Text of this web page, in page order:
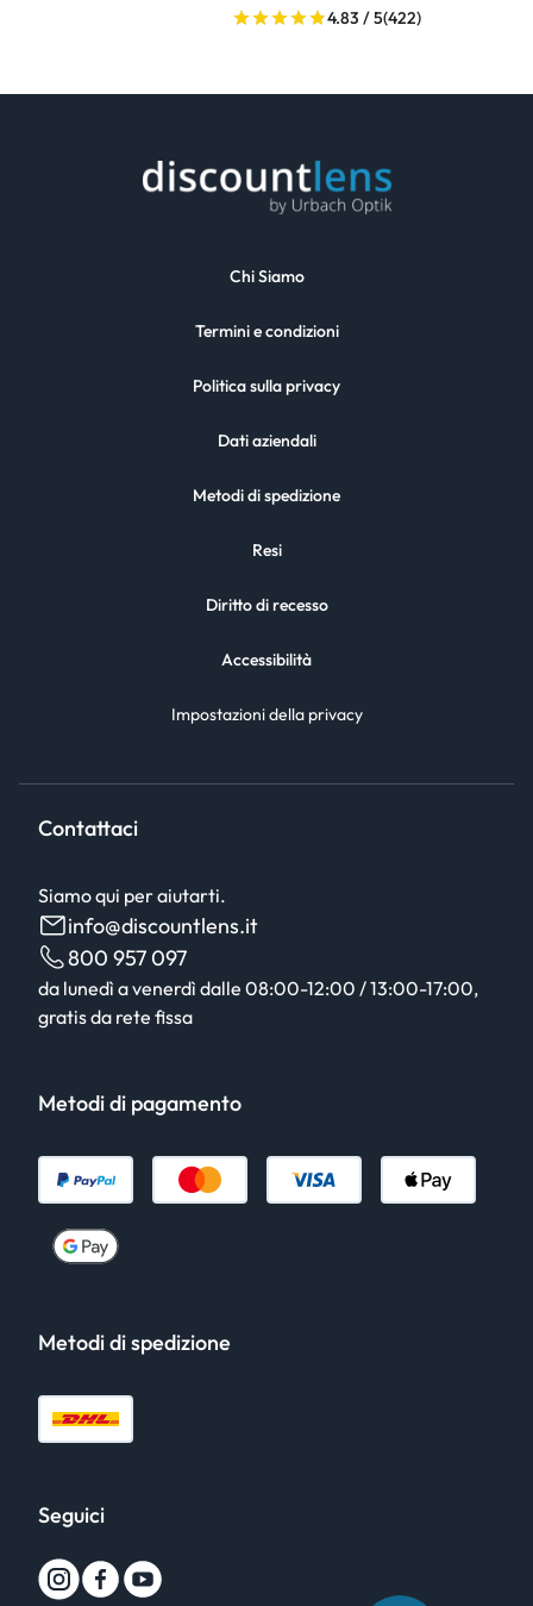
4.83 / 5(422)
Chi Siamo
Termini e condizioni
Politica sulla privacy
Dati aziendali
Metodi di spedizione
Resi
Diritto di recesso
Accessibilità
Impostazioni della privacy
Contattaci
Siamo qui per aiutarti.
info@discountlens.it
800 957 097
da lunedì a venerdì dalle 08:00-12:00 / 13:00-17:00,
gratis da rete fissa
Metodi di pagamento
Metodi di spedizione
Seguici